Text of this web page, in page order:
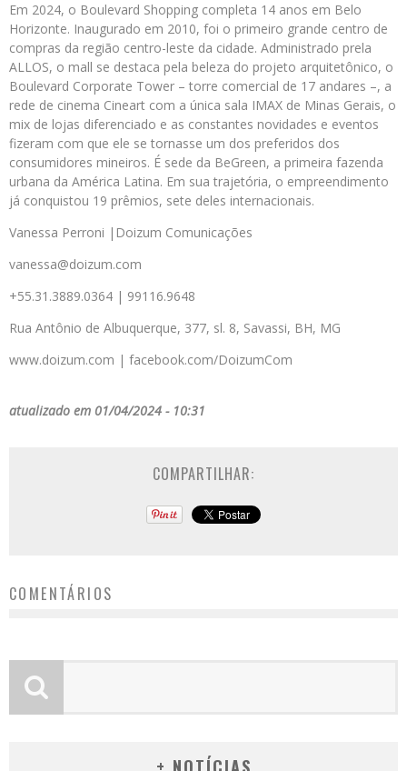
Em 2024, o Boulevard Shopping completa 14 anos em Belo
Horizonte. Inaugurado em 2010, foi o primeiro grande centro de
compras da região centro-leste da cidade. Administrado prela
ALLOS, o mall se destaca pela beleza do projeto arquitetônico, o
Boulevard Corporate Tower – torre comercial de 17 andares –, a
rede de cinema Cineart com a única sala IMAX de Minas Gerais, o
mix de lojas diferenciado e as constantes novidades e eventos
fizeram com que ele se tornasse um dos preferidos dos
consumidores mineiros. É sede da BeGreen, a primeira fazenda
urbana da América Latina. Em sua trajetória, o empreendimento
já conquistou 19 prêmios, sete deles internacionais.
Vanessa Perroni |Doizum Comunicações
vanessa@doizum.com
+55.31.3889.0364 | 99116.9648
Rua Antônio de Albuquerque, 377, sl. 8, Savassi, BH, MG
www.doizum.com | facebook.com/DoizumCom
atualizado em 01/04/2024 - 10:31
COMPARTILHAR:
COMENTÁRIOS